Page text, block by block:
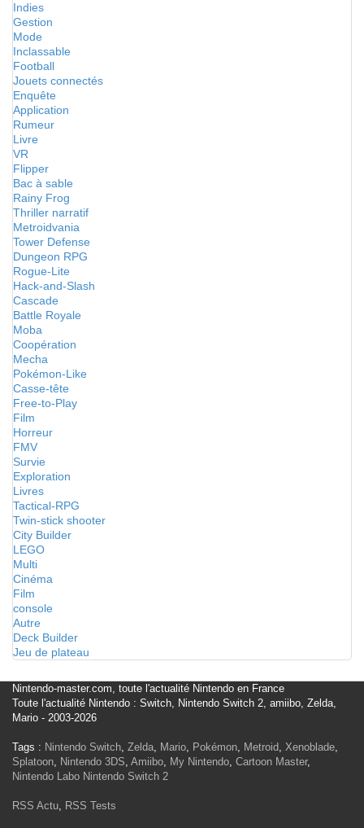
Indies
Gestion
Mode
Inclassable
Football
Jouets connectés
Enquête
Application
Rumeur
Livre
VR
Flipper
Bac à sable
Rainy Frog
Thriller narratif
Metroidvania
Tower Defense
Dungeon RPG
Rogue-Lite
Hack-and-Slash
Cascade
Battle Royale
Moba
Coopération
Mecha
Pokémon-Like
Casse-tête
Free-to-Play
Film
Horreur
FMV
Survie
Exploration
Livres
Tactical-RPG
Twin-stick shooter
City Builder
LEGO
Multi
Cinéma
Film
console
Autre
Deck Builder
Jeu de plateau
Nintendo-master.com, toute l'actualité Nintendo en France
Toute l'actualité Nintendo : Switch, Nintendo Switch 2, amiibo, Zelda,
Mario - 2003-2026
Tags : Nintendo Switch, Zelda, Mario, Pokémon, Metroid, Xenoblade,
Splatoon, Nintendo 3DS, Amiibo, My Nintendo, Cartoon Master,
Nintendo Labo Nintendo Switch 2
RSS Actu, RSS Tests